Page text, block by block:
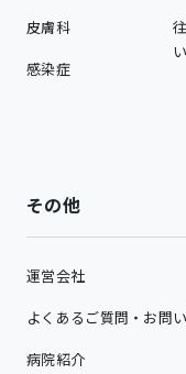
皮膚科
感染症
その他
運営会社
よくあるご質問・お問
病院紹介